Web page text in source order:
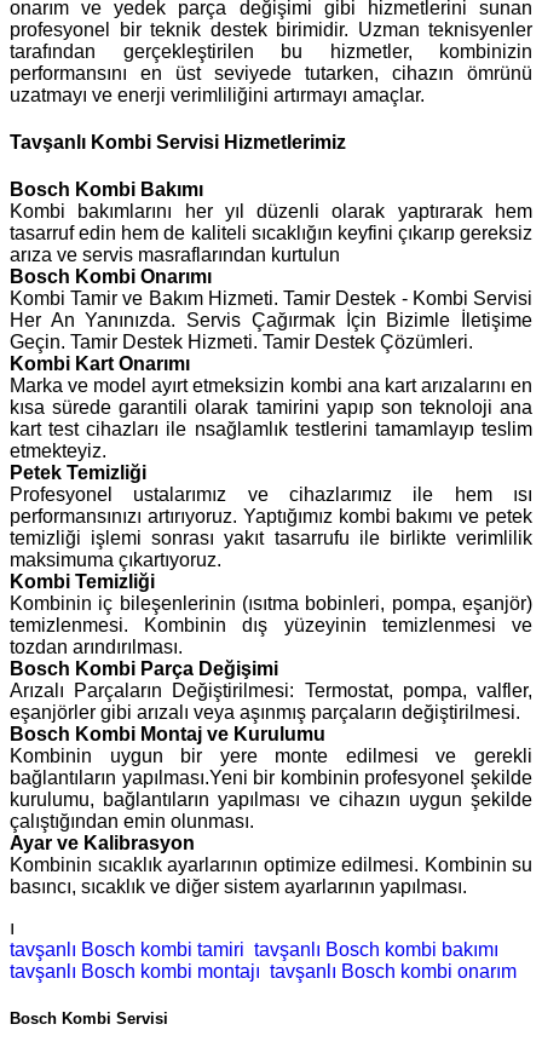
onarım ve yedek parça değişimi gibi hizmetlerini sunan
profesyonel bir teknik destek birimidir. Uzman teknisyenler
tarafından gerçekleştirilen bu hizmetler, kombinizin
performansını en üst seviyede tutarken, cihazın ömrünü
uzatmayı ve enerji verimliliğini artırmayı amaçlar.
Tavşanlı Kombi Servisi Hizmetlerimiz
Bosch Kombi Bakımı
Kombi bakımlarını her yıl düzenli olarak yaptırarak hem
tasarruf edin hem de kaliteli sıcaklığın keyfini çıkarıp gereksiz
arıza ve servis masraflarından kurtulun
Bosch Kombi Onarımı
Kombi Tamir ve Bakım Hizmeti. Tamir Destek - Kombi Servisi
Her An Yanınızda. Servis Çağırmak İçin Bizimle İletişime
Geçin. Tamir Destek Hizmeti. Tamir Destek Çözümleri.
Kombi Kart Onarımı
Marka ve model ayırt etmeksizin kombi ana kart arızalarını en
kısa sürede garantili olarak tamirini yapıp son teknoloji ana
kart test cihazları ile nsağlamlık testlerini tamamlayıp teslim
etmekteyiz.
Petek Temizliği
Profesyonel ustalarımız ve cihazlarımız ile hem ısı
performansınızı artırıyoruz. Yaptığımız kombi bakımı ve petek
temizliği işlemi sonrası yakıt tasarrufu ile birlikte verimlilik
maksimuma çıkartıyoruz.
Kombi Temizliği
Kombinin iç bileşenlerinin (ısıtma bobinleri, pompa, eşanjör)
temizlenmesi. Kombinin dış yüzeyinin temizlenmesi ve
tozdan arındırılması.
Bosch Kombi Parça Değişimi
Arızalı Parçaların Değiştirilmesi: Termostat, pompa, valfler,
eşanjörler gibi arızalı veya aşınmış parçaların değiştirilmesi.
Bosch Kombi Montaj ve Kurulumu
Kombinin uygun bir yere monte edilmesi ve gerekli
bağlantıların yapılması.Yeni bir kombinin profesyonel şekilde
kurulumu, bağlantıların yapılması ve cihazın uygun şekilde
çalıştığından emin olunması.
Ayar ve Kalibrasyon
Kombinin sıcaklık ayarlarının optimize edilmesi. Kombinin su
basıncı, sıcaklık ve diğer sistem ayarlarının yapılması.
ı
tavşanlı Bosch kombi tamiri tavşanlı Bosch kombi bakımı
tavşanlı Bosch kombi montajı tavşanlı Bosch kombi onarım
Bosch Kombi Servisi